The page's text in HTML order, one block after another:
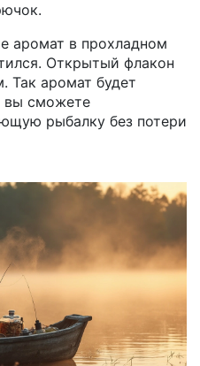
аромат в прохладном
Открытый флакон
Так аромат будет
вы сможете
рыбалку без потери